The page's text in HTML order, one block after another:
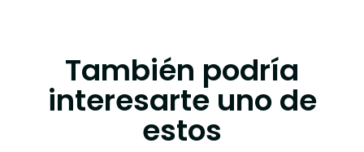
También podría
interesarte uno de
estos